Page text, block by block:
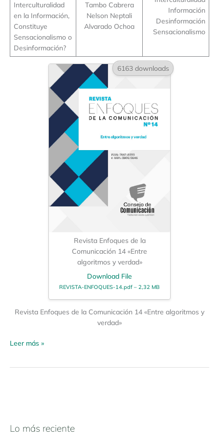
Interculturalidad
en la Información,
Constituye
Sensacionalismo o
Desinformación?
Tambo Cabrera
Nelson Neptali
Alvarado Ochoa
Información
Desinformación
Sensacionalismo
6163 downloads
Revista Enfoques de la
Comunicación 14 «Entre
algoritmos y verdad»
Download File
REVISTA-ENFOQUES-14.pdf – 2,32 MB
Revista Enfoques de la Comunicación 14 «Entre algoritmos y
verdad»
Leer más »
Lo más reciente
N